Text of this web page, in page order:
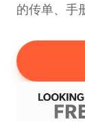
的传单、手